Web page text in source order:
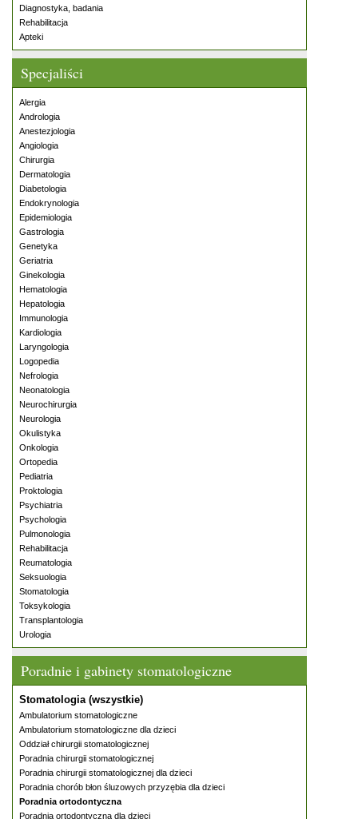
Diagnostyka, badania
Rehabilitacja
Apteki
Specjaliści
Alergia
Andrologia
Anestezjologia
Angiologia
Chirurgia
Dermatologia
Diabetologia
Endokrynologia
Epidemiologia
Gastrologia
Genetyka
Geriatria
Ginekologia
Hematologia
Hepatologia
Immunologia
Kardiologia
Laryngologia
Logopedia
Nefrologia
Neonatologia
Neurochirurgia
Neurologia
Okulistyka
Onkologia
Ortopedia
Pediatria
Proktologia
Psychiatria
Psychologia
Pulmonologia
Rehabilitacja
Reumatologia
Seksuologia
Stomatologia
Toksykologia
Transplantologia
Urologia
Poradnie i gabinety stomatologiczne
Stomatologia (wszystkie)
Ambulatorium stomatologiczne
Ambulatorium stomatologiczne dla dzieci
Oddział chirurgii stomatologicznej
Poradnia chirurgii stomatologicznej
Poradnia chirurgii stomatologicznej dla dzieci
Poradnia chorób błon śluzowych przyzębia dla dzieci
Poradnia ortodontyczna
Poradnia ortodontyczna dla dzieci